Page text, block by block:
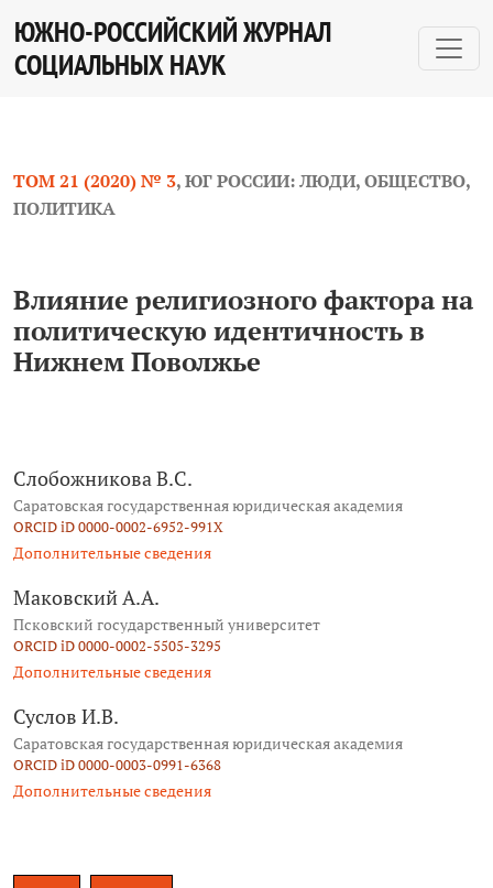
Влияние религиозного фактора на политическую
ЮЖНО-РОССИЙСКИЙ ЖУРНАЛ
СОЦИАЛЬНЫХ НАУК
ТОМ 21 (2020) № 3,ЮГ РОССИИ: ЛЮДИ, ОБЩЕСТВО,
ПОЛИТИКА
Влияние религиозного фактора на
политическую идентичность в
Нижнем Поволжье
Слобожникова В.С.
Саратовская государственная юридическая академия
ORCID iD 0000-0002-6952-991X
Дополнительные сведения
Маковский А.А.
Псковский государственный университет
ORCID iD 0000-0002-5505-3295
Дополнительные сведения
Суслов И.В.
Саратовская государственная юридическая академия
ORCID iD 0000-0003-0991-6368
Дополнительные сведения